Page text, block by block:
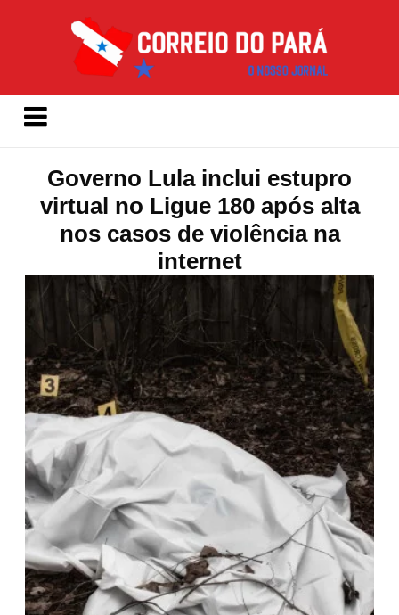
Governo Lula inclui estupro
virtual no Ligue 180 após alta
nos casos de violência na
internet